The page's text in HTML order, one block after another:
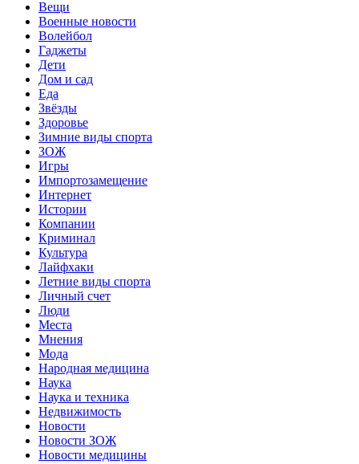
Вещи
Военные новости
Волейбол
Гаджеты
Дети
Дом и сад
Еда
Звёзды
Здоровье
Зимние виды спорта
ЗОЖ
Игры
Импортозамещение
Интернет
Истории
Компании
Криминал
Культура
Лайфхаки
Летние виды спорта
Личный счет
Люди
Места
Мнения
Мода
Народная медицина
Наука
Наука и техника
Недвижимость
Новости
Новости ЗОЖ
Новости медицины